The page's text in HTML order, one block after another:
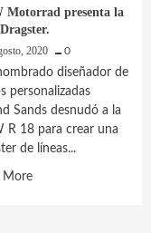
Motorrad presenta la
2020 0
diseñador de
personalizadas
Sands desnudó a la
R 18 para crear una
de líneas...
MoreRead